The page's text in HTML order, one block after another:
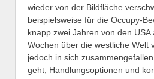
wieder von der Bildfläche
beispielsweise für die Occupy-
knapp zwei Jahren von den
Wochen über die westliche Welt
jedoch in sich
geht, Handlungsoptionen und